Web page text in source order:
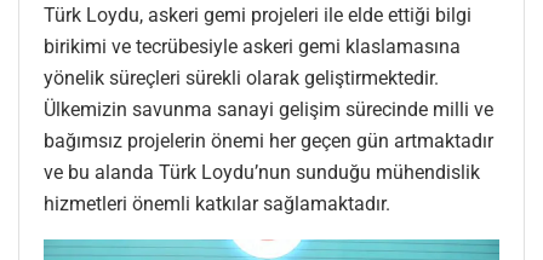
Türk Loydu, askeri gemi projeleri ile elde ettiği bilgi
birikimi ve tecrübesiyle askeri gemi klaslamasına
yönelik süreçleri sürekli olarak geliştirmektedir.
Ülkemizin savunma sanayi gelişim sürecinde milli ve
bağımsız projelerin önemi her geçen gün artmaktadır
ve bu alanda Türk Loydu’nun sunduğu mühendislik
hizmetleri önemli katkılar sağlamaktadır.